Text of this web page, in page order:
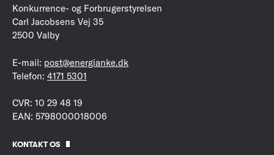
Konkurrence- og Forbrugerstyrelsen
Carl Jacobsens Vej 35
2500 Valby
E-mail: post@energianke.dk
Telefon: 4171 5301
CVR: 10 29 48 19
EAN: 5798000018006
KONTAKT OS